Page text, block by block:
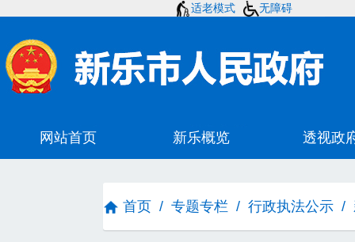
适老模式 无障碍
首页 / 专题专栏 / 行政执法公示 /